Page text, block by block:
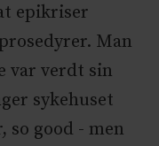
epikriser
Man
var verdt sin
sykehuset
so good - men